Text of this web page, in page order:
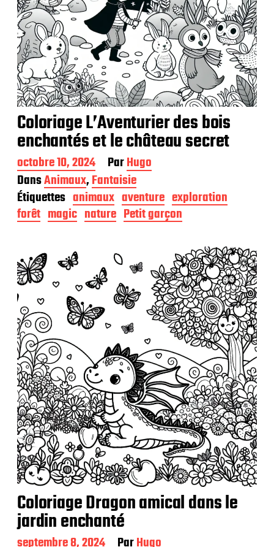
Coloriage L’Aventurier des bois
enchantés et le château secret
D
a
t
e
d
e
b
l
i
c
a
t
i
o
n
octobre 10, 2024 ParHugo
DansAnimaux,Fantaisie
Étiquettes animaux aventure exploration
forêt magic nature Petit garçon
Coloriage Dragon amical dans le
jardin enchanté
D
septembre 8, 2024 ParHugo